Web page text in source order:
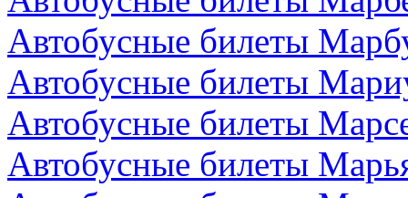
Автобусные билеты
Автобусные билеты
Автобусные билеты
Автобусные билеты